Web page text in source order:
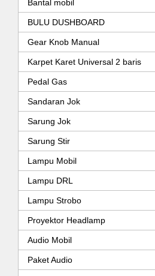
Bantal mobil
BULU DUSHBOARD
Gear Knob Manual
Karpet Karet Universal 2 baris
Pedal Gas
Sandaran Jok
Sarung Jok
Sarung Stir
Lampu Mobil
Lampu DRL
Lampu Strobo
Proyektor Headlamp
Audio Mobil
Paket Audio